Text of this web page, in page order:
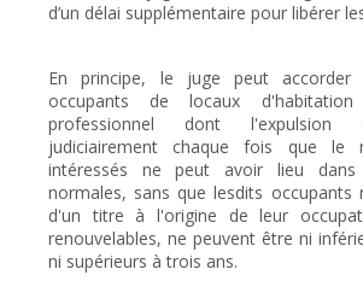
d’un délai supplémentaire pour libérer
En principe, le juge peut accorder
occupants de locaux
professionnel dont l'expulsion
judiciairement chaque fois que le
intéressés ne peut avoir lieu dans
normales, sans que lesdits occupants
d'un titre à l'origine de leur
renouvelables, ne peuvent être ni
ni supérieurs à trois ans.